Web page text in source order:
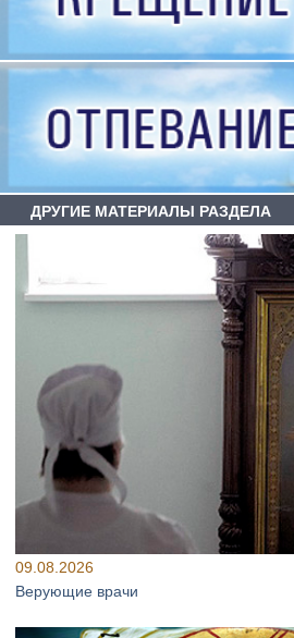
ДРУГИЕ МАТЕРИАЛЫ РАЗДЕЛА
09.08.2026
Верующие врачи